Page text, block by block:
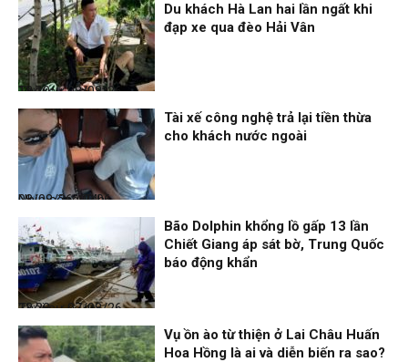
Thời sự
08/08/26, 13:10
Du khách Hà Lan hai lần ngất khi
đạp xe qua đèo Hải Vân
Nhịp sống 24h
08/08/26, 09:06
Tài xế công nghệ trả lại tiền thừa
cho khách nước ngoài
Thời sự
07/08/26, 23:28
Bão Dolphin khổng lồ gấp 13 lần
Chiết Giang áp sát bờ, Trung Quốc
báo động khẩn
Vụ ồn ào từ thiện ở Lai Châu Huấn
Hoa Hồng là ai và diễn biến ra sao?